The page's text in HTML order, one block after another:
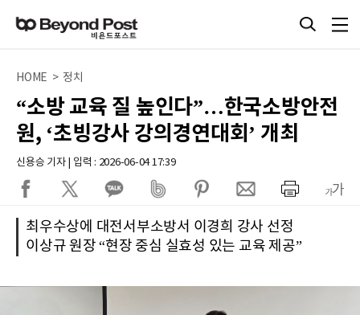
HOME > 정치
“소방 교육 질 높인다”…한국소방안전
원, ‘초빙강사 강의경연대회’ 개최
신용승 기자 | 입력 : 2026-06-04 17:39
최우수상에 대전서부소방서 이경희 강사 선정
이상규 원장 “현장 중심 실효성 있는 교육 제공”